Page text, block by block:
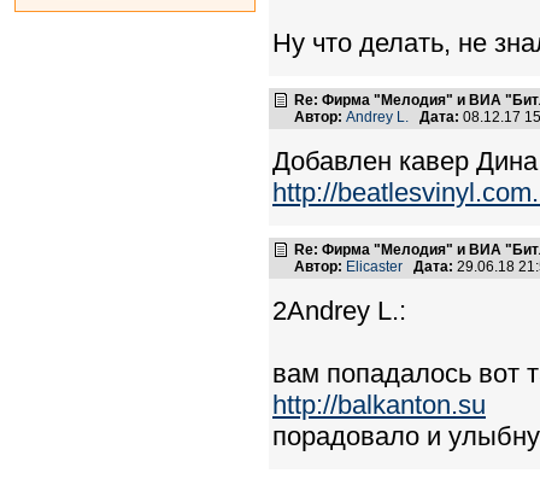
Ну что делать, не
Re: Фирма "Мелодия" и ВИА
Автор: Andrey L. Дата: 08.12.17
Добавлен кавер
http://
Re: Фирма "Мелодия" и ВИА
Автор: Elicaster Дата: 29.06.18
2Andrey L.:
вам попадалось вот
http://balkanton.su
порадовало и